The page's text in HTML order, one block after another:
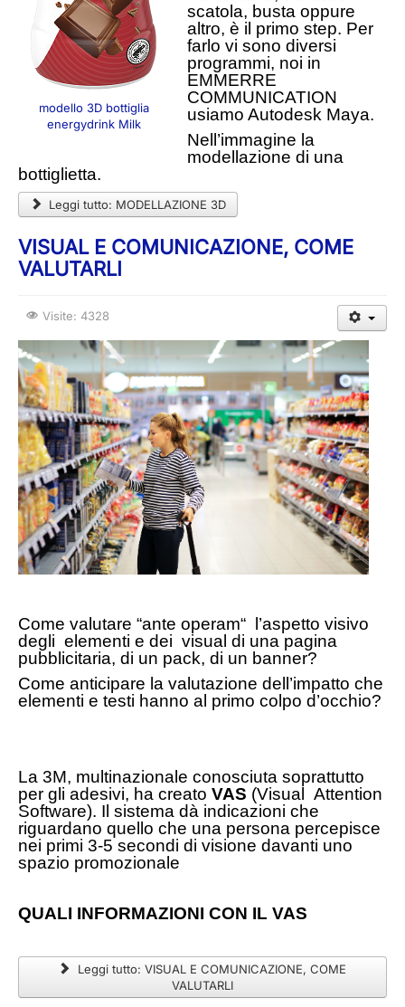
modello 3D bottiglia
energydrink Milk
scatola, busta oppure
altro, è il primo step. Per
farlo vi sono diversi
programmi, noi in
EMMERRE
COMMUNICATION
usiamo Autodesk Maya.
Nell’immagine la
modellazione di una
bottiglietta.
Leggi tutto: MODELLAZIONE 3D
VISUAL E COMUNICAZIONE, COME
VALUTARLI
Visite: 4328
Come valutare “ante operam“ l’aspetto visivo
degli elementi e dei visual di una pagina
pubblicitaria, di un pack, di un banner?
Come anticipare la valutazione dell’impatto che
elementi e testi hanno al primo colpo d’occhio?
La 3M, multinazionale conosciuta soprattutto
per gli adesivi, ha creato VAS (Visual Attention
Software). Il sistema dà indicazioni che
riguardano quello che una persona percepisce
nei primi 3-5 secondi di visione davanti uno
spazio promozionale
QUALI INFORMAZIONI CON IL VAS
Leggi tutto: VISUAL E COMUNICAZIONE, COME
VALUTARLI